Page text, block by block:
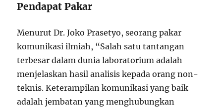
Pendapat Pakar
Menurut Dr. Joko Prasetyo, seorang pakar
komunikasi ilmiah, “Salah satu tantangan
terbesar dalam dunia laboratorium adalah
menjelaskan hasil analisis kepada orang non-
teknis. Keterampilan komunikasi yang baik
adalah jembatan yang menghubungkan